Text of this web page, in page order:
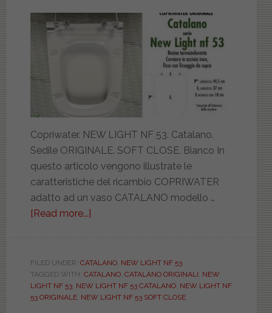
Copriwater. NEW LIGHT NF 53. Catalano.
Sedile ORIGINALE. SOFT CLOSE. Bianco In
questo articolo vengono illustrate le
caratteristiche del ricambio COPRIWATER
adatto ad un vaso CATALANO modello …
[Read more...]
LIGHT
NF
53.
FILED UNDER: CATALANO, NEW LIGHT NF 53
TAGGED WITH: CATALANO, CATALANO ORIGINALI NEW
LIGHT NF 53, NEW LIGHT NF 53 CATALANO, NEW LIGHT NF
53 ORIGINALE, NEW LIGHT NF 53 SOFT CLOSE